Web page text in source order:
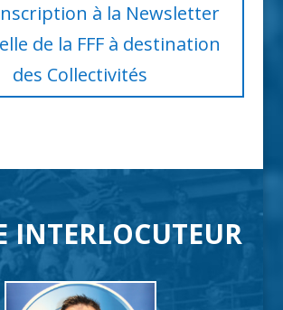
à la Newsletter
de la FFF à destination
des Collectivités
INTERLOCUTEUR